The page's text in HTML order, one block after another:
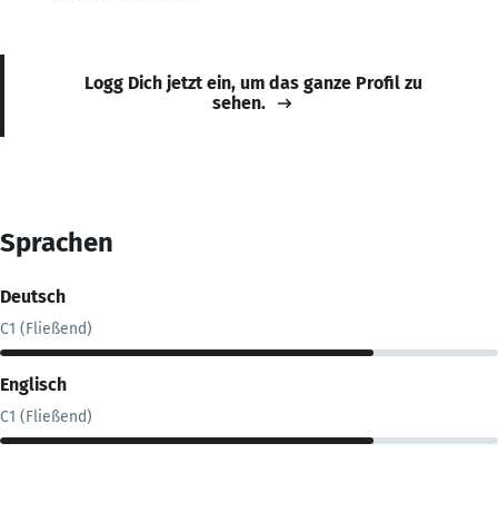
Logg Dich jetzt ein, um das ganze Profil zu
sehen.
Sprachen
Deutsch
C1 (Fließend)
Englisch
C1 (Fließend)